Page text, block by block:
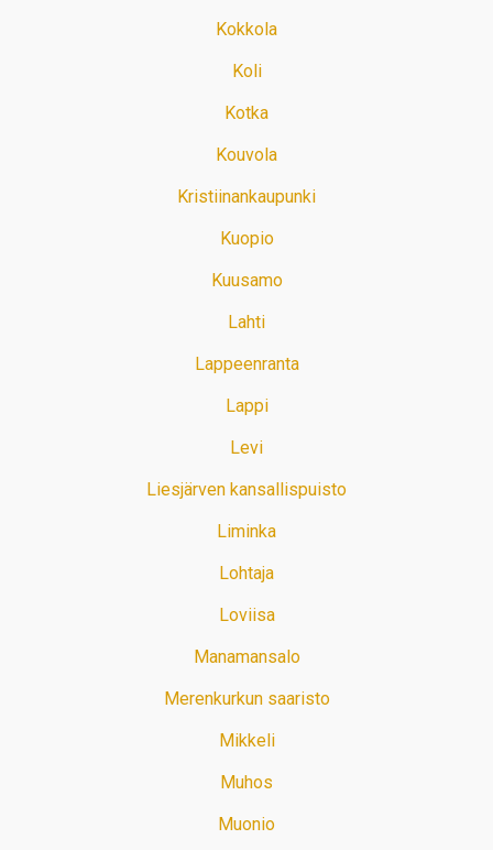
Kokkola
Koli
Kotka
Kouvola
Kristiinankaupunki
Kuopio
Kuusamo
Lahti
Lappeenranta
Lappi
Levi
Liesjärven kansallispuisto
Liminka
Lohtaja
Loviisa
Manamansalo
Merenkurkun saaristo
Mikkeli
Muhos
Muonio